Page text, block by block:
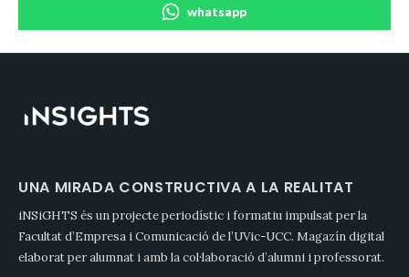
whatsapp
UNA MIRADA CONSTRUCTIVA A LA REALITAT
iNSiGHTS és un projecte periodístic i formatiu impulsat per la
Facultat d’Empresa i Comunicació de l’UVic-UCC. Magazín digital
elaborat per alumnat i amb la col·laboració d’alumni i professorat.